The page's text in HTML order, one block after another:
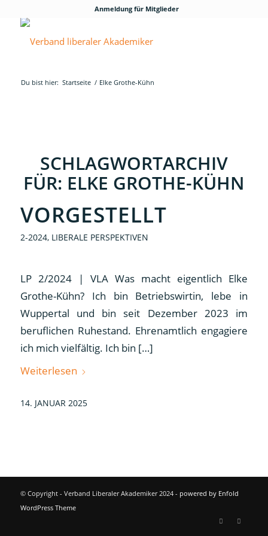
Anmeldung für Mitglieder
Du bist hier: Startseite / Elke Grothe-Kühn
SCHLAGWORTARCHIV
FÜR: ELKE GROTHE-KÜHN
VORGESTELLT
2-2024, LIBERALE PERSPEKTIVEN
LP 2/2024 | VLA Was macht eigentlich Elke
Grothe-Kühn? Ich bin Betriebswirtin, lebe in
Wuppertal und bin seit Dezember 2023 im
beruflichen Ruhestand. Ehrenamtlich engagiere
ich mich vielfältig. Ich bin […]
Weiterlesen
14. JANUAR 2025
© Copyright - Verband Liberaler Akademiker 2024 - powered by Enfold
WordPress Theme